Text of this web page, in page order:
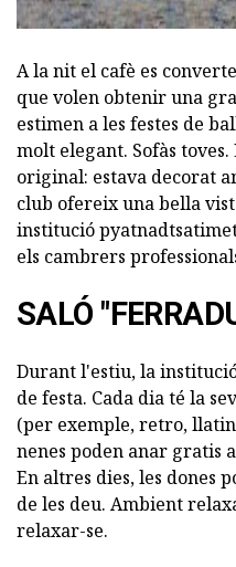
A la nit el cafè es
que volen obtenir una
estimen a les festes de
molt elegant. Sofàs
original: estava decorat
club ofereix una bella
institució
els cambrers
SALÓ
Durant l'estiu, la
de festa. Cada dia té la
(per exemple, retro,
nenes poden anar gratis
En altres dies, les dones
de les deu. Ambient
relaxar-se.